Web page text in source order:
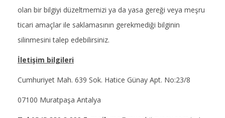
olan bir bilgiyi düzeltmemizi ya da yasa gereği veya meşru
ticari amaçlar ile saklamasının gerekmediği bilginin
silinmesini talep edebilirsiniz.
İletişim bilgileri
Cumhuriyet Mah. 639 Sok. Hatice Günay Apt. No:23/8
07100 Muratpaşa Antalya